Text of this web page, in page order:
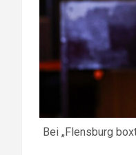
Bei „Flensburg